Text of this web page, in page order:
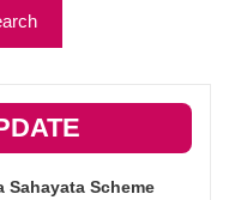
Sahayata Scheme